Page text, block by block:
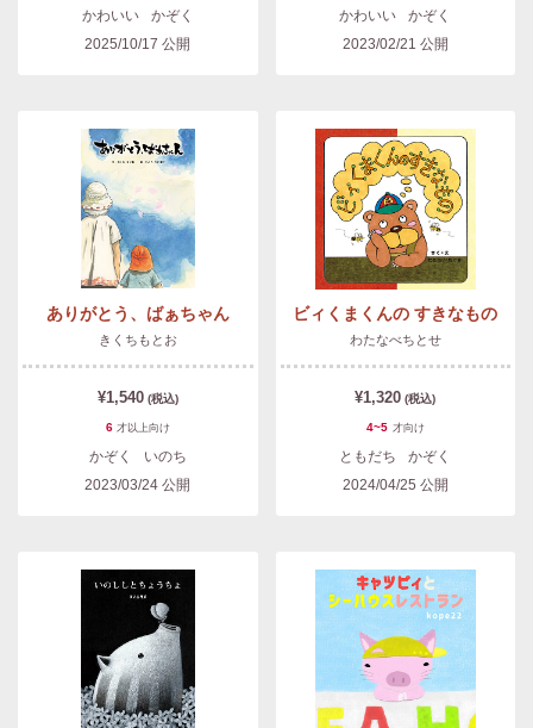
かわいい
かぞく
2025/10/17 公開
かわいい
かぞく
2023/02/21 公開
ありがとう、ばぁちゃん
きくちもとお
¥1,540 (税込)
6 才以上向け
かぞく
いのち
2023/03/24 公開
ビィくまくんの すきなもの
わたなべちとせ
¥1,320 (税込)
4~5 才向け
ともだち
かぞく
2024/04/25 公開